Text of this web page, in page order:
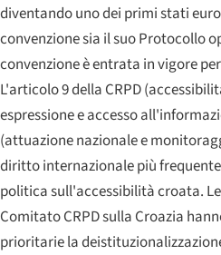
diventando uno dei primi stati
convenzione sia il suo Protocollo
convenzione è entrata in vigore
L'articolo 9 della CRPD
espressione e accesso
(attuazione nazionale e
diritto internazionale più
politica sull'accessibilità croata.
Comitato CRPD sulla Croazia
prioritarie la